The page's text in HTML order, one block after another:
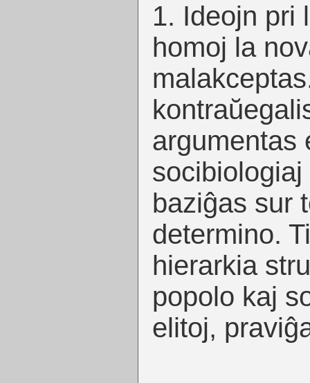
1. Ideojn pri
homoj la
argumentas
baziĝas sur
determino.
hierarkia
popolo kaj
elitoj,